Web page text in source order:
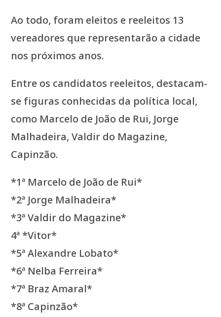
Ao todo, foram eleitos e reeleitos 13
vereadores que representarão a cidade
nos próximos anos.
Entre os candidatos reeleitos, destacam-
se figuras conhecidas da política local,
como Marcelo de João de Rui, Jorge
Malhadeira, Valdir do Magazine,
Capinzão.
*1ª Marcelo de João de Rui*
*2ª Jorge Malhadeira*
*3ª Valdir do Magazine*
4ª *Vitor*
*5ª Alexandre Lobato*
*6ª Nelba Ferreira*
*7ª Braz Amaral*
*8ª Capinzão*